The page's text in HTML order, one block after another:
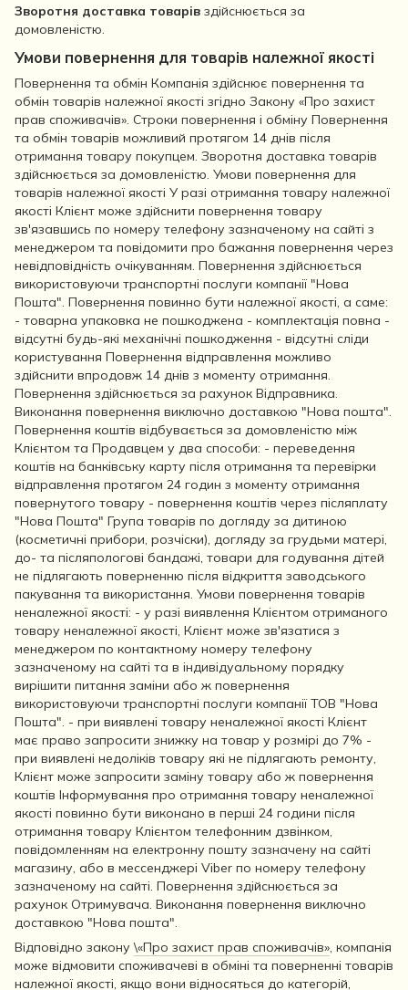
Зворотня доставка товарів здійснюється за
домовленістю.
Умови повернення для товарів належної якості
Повернення та обмін Компанія здійснює повернення та
обмін товарів належної якості згідно Закону «Про захист
прав споживачів». Строки повернення і обміну Повернення
та обмін товарів можливий протягом 14 днів після
отримання товару покупцем. Зворотня доставка товарів
здійснюється за домовленістю. Умови повернення для
товарів належної якості У разі отримання товару належної
якості Клієнт може здійснити повернення товару
зв'язавшись по номеру телефону зазначеному на сайті з
менеджером та повідомити про бажання повернення через
невідповідність очікуванням. Повернення здійснюється
використовуючи транспортні послуги компанії "Нова
Пошта". Повернення повинно бути належної якості, а саме:
- товарна упаковка не пошкоджена - комплектація повна -
відсутні будь-які механічні пошкодження - відсутні сліди
користування Повернення відправлення можливо
здійснити впродовж 14 днів з моменту отримання.
Повернення здійснюється за рахунок Відправника.
Виконання повернення виключно доставкою "Нова пошта".
Повернення коштів відбувається за домовленістю між
Клієнтом та Продавцем у два способи: - переведення
коштів на банківську карту після отримання та перевірки
відправлення протягом 24 годин з моменту отримання
повернутого товару - повернення коштів через післяплату
"Нова Пошта" Група товарів по догляду за дитиною
(косметичні прибори, розчіски), догляду за грудьми матері,
до- та післяпологові бандажі, товари для годування дітей
не підлягають поверненню після відкриття заводського
пакування та використання. Умови повернення товарів
неналежної якості: - у разі виявлення Клієнтом отриманого
товару неналежної якості, Клієнт може зв'язатися з
менеджером по контактному номеру телефону
зазначеному на сайті та в індивідуальному порядку
вирішити питання заміни або ж повернення
використовуючи транспортні послуги компанії ТОВ "Нова
Пошта". - при виявлені товару неналежної якості Клієнт
має право запросити знижку на товар у розмірі до 7% -
при виявлені недоліків товару які не підлягають ремонту,
Клієнт може запросити заміну товару або ж повернення
коштів Інформування про отримання товару неналежної
якості повинно бути виконано в перші 24 години після
отримання товару Клієнтом телефонним дзвінком,
повідомленням на електронну пошту зазначену на сайті
магазину, або в мессенджері Viber по номеру телефону
зазначеному на сайті. Повернення здійснюється за
рахунок Отримувача. Виконання повернення виключно
доставкою "Нова пошта".
Відповідно закону\«Про захист прав споживачів», компанія
може відмовити споживачеві в обміні та поверненні товарів
належної якості, якщо вони відносяться до категорій,